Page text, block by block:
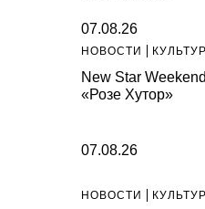
07.08.26
НОВОСТИ
New Star
«Розе Хутор»
07.08.26
НОВОСТИ